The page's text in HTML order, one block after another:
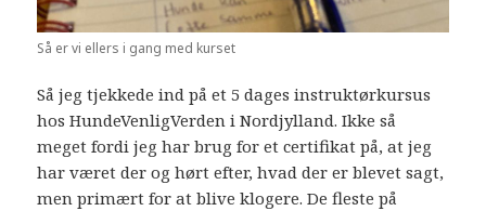
Så er vi ellers i gang med kurset
Så jeg tjekkede ind på et 5 dages instruktørkursus
hos HundeVenligVerden i Nordjylland. Ikke så
meget fordi jeg har brug for et certifikat på, at jeg
har været der og hørt efter, hvad der er blevet sagt,
men primært for at blive klogere. De fleste på